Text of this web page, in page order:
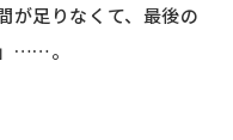
が足りなくて、最後の
……。